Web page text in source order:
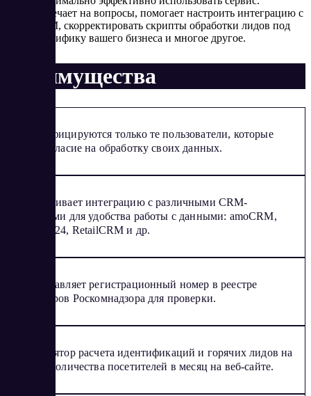
Отвечает на вопросы, помогает настроить интеграцию с
CRM, скорректировать скрипты обработки лидов под
специфику вашего бизнеса и многое другое.
Преимущества
Идентифицируются только те пользователи, которые
дали согласие на обработку своих данных.
Обеспечивает интеграцию с различными CRM-
системами для удобства работы с данными: amoCRM,
Битрикс24, RetailCRM и др.
Предоставляет регистрационный номер в реестре
операторов Роскомнадзора для проверки.
Калькулятор расчета идентификаций и горячих лидов на
основе количества посетителей в месяц на веб-сайте.